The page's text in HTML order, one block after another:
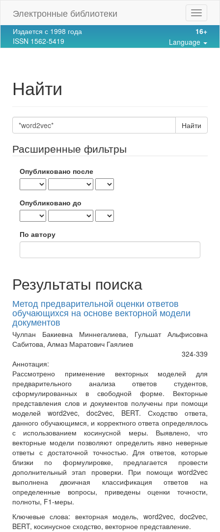
Navigation
Main
Content
Sidebar
Toggle
Электронные библиотеки
Издается с 1998 года
ISSN 1562-5419
16+
Language
Найти
Поиск
статей
Расширенные фильтры
Опубликовано после
Опубликовано до
По автору
Результаты поиска
Метод предварительной оценки ответов
обучающихся на основе векторной модели
документов
Чулпан Бакиевна Миннегалиева, Гульшат Альфисовна
Сабитова, Алмаз Маратович Гаялиев
324-339
Аннотация:
Рассмотрено применение векторных моделей для
предварительного анализа ответов студентов,
сформулированных в свободной форме. Векторные
представления слов и документов получены при помощи
моделей word2vec, doc2vec, BERT. Сходство ответа,
данного обучающимся, и корректного ответа определялось
с использованием косинусной меры. Выявлено, что
векторные модели позволяют определить явно неверные
ответы с достаточной точностью. Для ответов, которые
близки по формулировке, предлагается провести
дополнительный этап проверки. При помощи word2vec
выполнена двоичная классификация ответов на
определенные вопросы, приведены оценки точности,
полноты, F1-меры.
Ключевые слова: векторная модель, word2vec, doc2vec,
BERT, косинусное сходство, векторное представление.